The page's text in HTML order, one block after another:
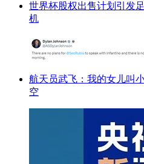
世界杯股权出售计划引发
机
航天员武飞：我的女儿叫
空